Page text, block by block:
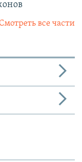
все части